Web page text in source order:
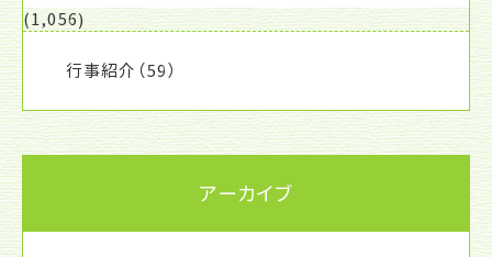
(1,056)
行事紹介 （59）
アーカイブ